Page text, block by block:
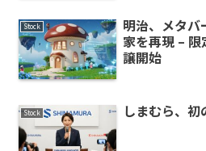
Stock
明治、メタバ
家を再現 –
譲開始
Stock しまむら、